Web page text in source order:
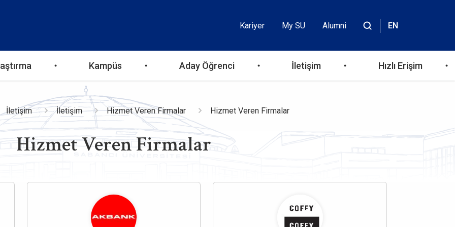
Header
Top
Kariyer My SU
Alumni
EN
Kampüs Aday Öğrenci İletişim Hızlı Erişim
İletişim İletişim Hizmet Veren Firmalar Hizmet Veren Firmalar
Hizmet Veren Firmalar